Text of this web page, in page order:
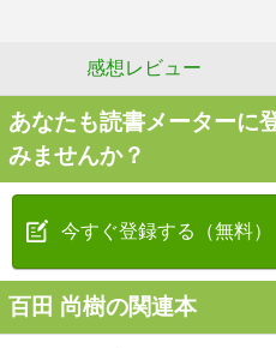
感想レビュー
あなたも読書メーターに
みませんか？
今すぐ登録する（無料）
百田 尚樹の関連本